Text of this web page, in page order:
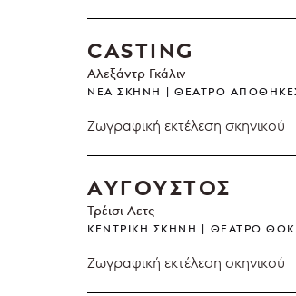
CASTING
Αλεξάντρ Γκάλιν
ΝΈΑ ΣΚΗΝΉ ΘΈΑΤΡΟ
Ζωγραφική εκτέλεση σκηνικού
ΑΥΓΟΥΣΤΟΣ
Τρέισι Λετς
ΚΕΝΤΡΙΚΉ ΣΚΗΝΉ ΘΈΑΤΡΟ ΘΟΚ
Ζωγραφική εκτέλεση σκηνικού